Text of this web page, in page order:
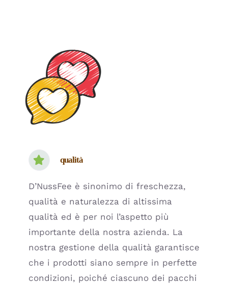
qualità
D’NussFee è sinonimo di freschezza,
qualità e naturalezza di altissima
qualità ed è per noi l’aspetto più
importante della nostra azienda. La
nostra gestione della qualità garantisce
che i prodotti siano sempre in perfette
condizioni, poiché ciascuno dei pacchi